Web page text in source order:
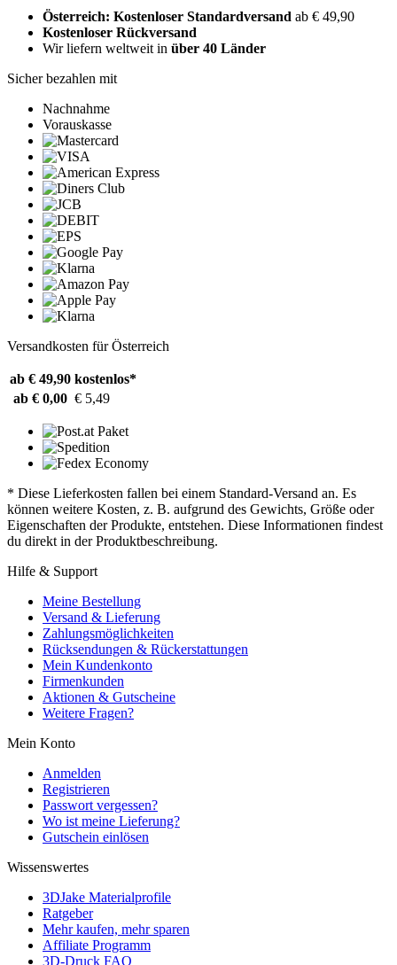
Österreich: Kostenloser Standardversand ab € 49,90
Kostenloser Rückversand
Wir liefern weltweit in über 40 Länder
Sicher bezahlen mit
Nachnahme
Vorauskasse
Versandkosten für Österreich
ab € 49,90 kostenlos*
ab € 0,00 € 5,49
* Diese Lieferkosten fallen bei einem Standard-Versand an. Es
können weitere Kosten, z. B. aufgrund des Gewichts, Größe oder
Eigenschaften der Produkte, entstehen. Diese Informationen findest
du direkt in der Produktbeschreibung.
Hilfe & Support
Meine Bestellung
Versand & Lieferung
Zahlungsmöglichkeiten
Rücksendungen & Rückerstattungen
Mein Kundenkonto
Firmenkunden
Aktionen & Gutscheine
Weitere Fragen?
Mein Konto
Anmelden
Registrieren
Passwort vergessen?
Wo ist meine Lieferung?
Gutschein einlösen
Wissenswertes
3DJake Materialprofile
Ratgeber
Mehr kaufen, mehr sparen
Affiliate Programm
3D-Druck FAQ